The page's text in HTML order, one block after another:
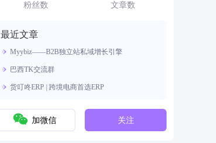
粉丝数 文章数
最近文章
Myybiz——B2B独立站私域增长引擎
巴西TK交流群
货叮咚ERP | 跨境电商首选ERP
加微信 关注